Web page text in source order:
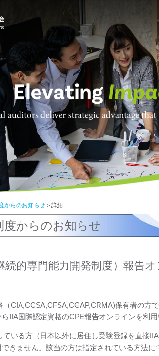
からのお知らせ ＞詳細
度からのお知らせ
続的専門能力開発制度）報告
（CIA,CCSA,CFSA,CGAP,CRMA)保有者の方
IIA国際認定資格のCPE報告オンラインを利用
ている方（日本以外に居住し受験登録を直接
きません。該当の方は指定されている方法に